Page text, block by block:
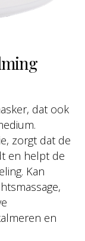
dat ook
zorgt dat de
en helpt de
Kan
en